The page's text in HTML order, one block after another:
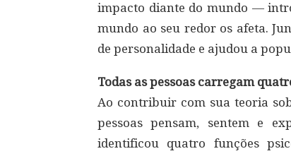
impacto diante do mundo —
mundo ao seu redor os afeta.
de personalidade e ajudou a
Todas as pessoas carregam
Ao contribuir com sua teoria
pessoas pensam, sentem e
identificou quatro funções